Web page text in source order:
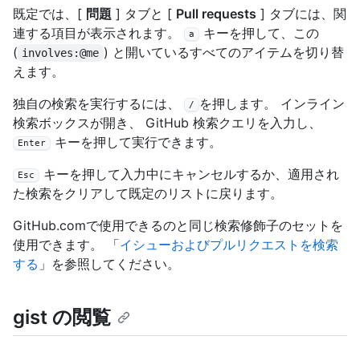
既定では、[ 問題 ] タブと [ Pull requests ] タブには、関
連する項目が表示されます。
a
キーを押して、この
( involves:@me ) と開いているすべてのアイテムを切り替
えます。
独自の検索を実行するには、
/
を押します。 インライン
検索ボックスが開き、 GitHub 検索クエリを入力し、
Enter キーを押して実行できます。
Esc
キーを押して入力中にキャンセルするか、適用され
た検索をクリアして既定のリストに戻ります。
GitHub.comで使用できるのと同じ検索修飾子のセットを
使用できます。 「イシューおよびプルリクエストを検索
する 」を参照してください。
gist の閲覧